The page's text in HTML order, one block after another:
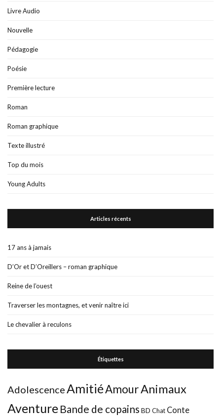
Livre Audio
Nouvelle
Pédagogie
Poésie
Première lecture
Roman
Roman graphique
Texte illustré
Top du mois
Young Adults
Articles récents
17 ans à jamais
D’Or et D’Oreillers – roman graphique
Reine de l’ouest
Traverser les montagnes, et venir naître ici
Le chevalier à reculons
Étiquettes
Adolescence AmitiéAmourAnimaux
Aventure Bande de copains BD Chat Conte